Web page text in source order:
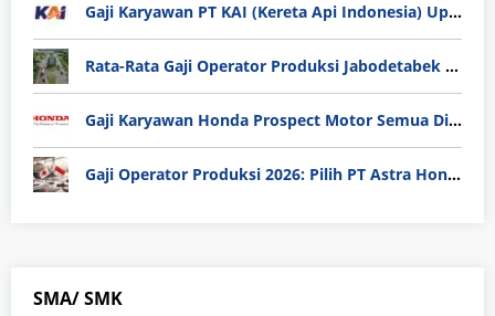
Gaji Karyawan PT KAI (Kereta Api Indonesia) Update 2025
Rata-Rata Gaji Operator Produksi Jabodetabek 2025: Bedah Tuntas UMK, Lemburan, dan Realita Hidup Buruh
Gaji Karyawan Honda Prospect Motor Semua Divisi
Gaji Operator Produksi 2026: Pilih PT Astra Honda Motor (AHM) atau Manufaktur di Jepang?
SMA/ SMK